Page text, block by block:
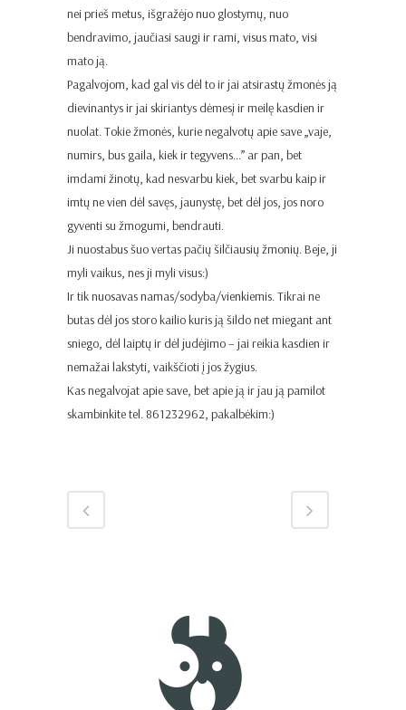
nei prieš metus, išgražėjo nuo glostymų, nuo
bendravimo, jaučiasi saugi ir rami, visus mato, visi
mato ją.
Pagalvojom, kad gal vis dėl to ir jai atsirastų žmonės ją
dievinantys ir jai skiriantys dėmesį ir meilę kasdien ir
nuolat. Tokie žmonės, kurie negalvotų apie save „vaje,
numirs, bus gaila, kiek ir tegyvens…” ar pan, bet
imdami žinotų, kad nesvarbu kiek, bet svarbu kaip ir
imtų ne vien dėl savęs, jaunystę, bet dėl jos, jos noro
gyventi su žmogumi, bendrauti.
Ji nuostabus šuo vertas pačių šilčiausių žmonių. Beje, ji
myli vaikus, nes ji myli visus:)
Ir tik nuosavas namas/sodyba/vienkiemis. Tikrai ne
butas dėl jos storo kailio kuris ją šildo net miegant ant
sniego, dėl laiptų ir dėl judėjimo – jai reikia kasdien ir
nemažai lakstyti, vaikščioti į jos žygius.
Kas negalvojat apie save, bet apie ją ir jau ją pamilot
skambinkite tel. 861232962, pakalbėkim:)